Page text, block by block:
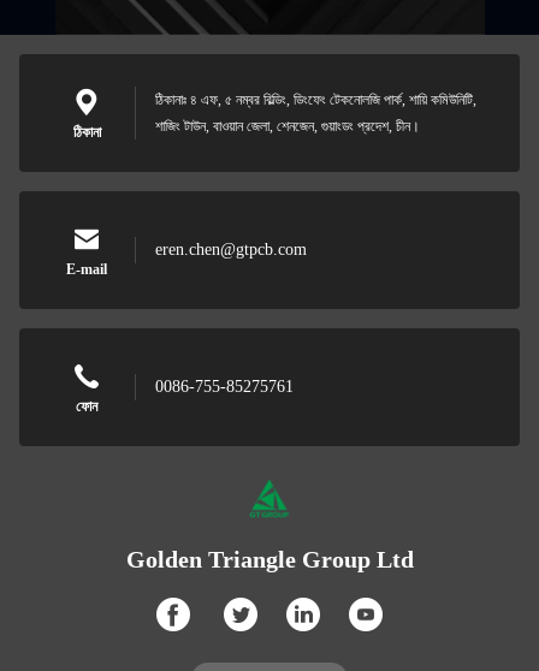
ঠিকানা
ঠিকানাঃ ৪ এফ, ৫ নম্বর বিল্ডিং, ডিংফেং টেকনোলজি পার্ক, শায়ি কমিউনিটি,
শাজিং টাউন, বাওয়ান জেলা, শেনজেন, গুয়াংডং প্রদেশ, চীন।
E-mail
eren.chen@gtpcb.com
ফোন
0086-755-85275761
Golden Triangle Group Ltd